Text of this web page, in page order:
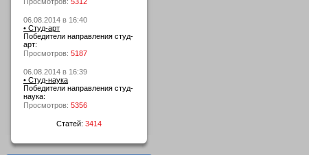
06.08.2014 в 16:40
• Студ-арт
Победители направления студ-
арт:
Просмотров: 5187
06.08.2014 в 16:39
• Студ-наука
Победители направления студ-
наука:
Просмотров: 5356
Статей: 3414